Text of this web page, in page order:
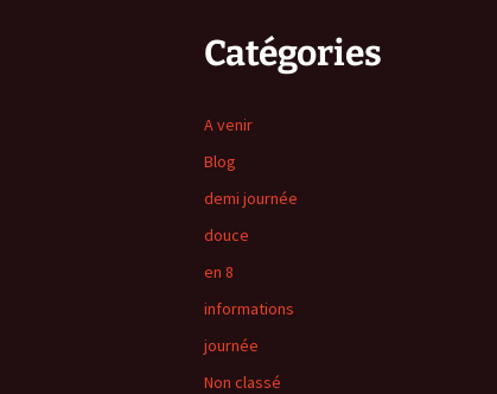
Catégories
A venir
Blog
demi journée
douce
en 8
informations
journée
Non classé